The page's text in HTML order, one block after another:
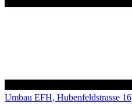
Umbau EFH, Hubenfeldstrasse 16